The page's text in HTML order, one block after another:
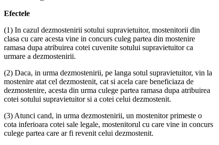
Efectele
(1) In cazul dezmostenirii sotului supravietuitor, mostenitorii din
clasa cu care acesta vine in concurs culeg partea din mostenire
ramasa dupa atribuirea cotei cuvenite sotului supravietuitor ca
urmare a dezmostenirii.
(2) Daca, in urma dezmostenirii, pe langa sotul supravietuitor, vin la
mostenire atat cel dezmostenit, cat si acela care beneficiaza de
dezmostenire, acesta din urma culege partea ramasa dupa atribuirea
cotei sotului supravietuitor si a cotei celui dezmostenit.
(3) Atunci cand, in urma dezmostenirii, un mostenitor primeste o
cota inferioara cotei sale legale, mostenitorul cu care vine in concurs
culege partea care ar fi revenit celui dezmostenit.